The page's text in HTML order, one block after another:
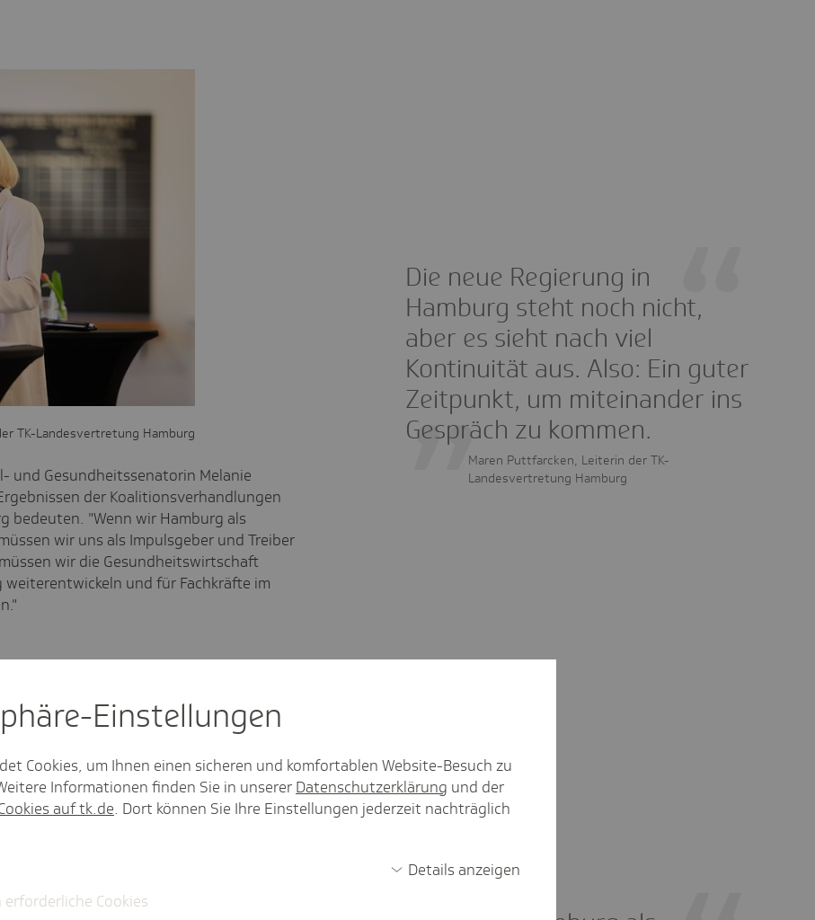
TK-Landesvertretung Hamburg
Die neue Regierung in
Hamburg steht noch nicht,
aber es sieht nach viel
Kontinuität aus. Also: Ein guter
Zeitpunkt, um miteinander ins
Gespräch zu kommen.
Maren Puttfarcken, Leiterin der TK-
Landesvertretung Hamburg
und Gesundheitssenatorin Melanie
der Koalitionsverhandlungen
bedeuten. "Wenn wir Hamburg als
wir uns als Impulsgeber und Treiber
wir die Gesundheitswirtschaft
und für Fachkräfte im
Einstel­lungen
Cookies, um Ihnen einen sicheren und komfortablen Website-Besuch zu
Informationen finden Sie in unserer Datenschutzerklärung und der
auf tk.de. Dort können Sie Ihre Einstellungen jederzeit nachträglich
Details anzeigen
erforderliche Cookies